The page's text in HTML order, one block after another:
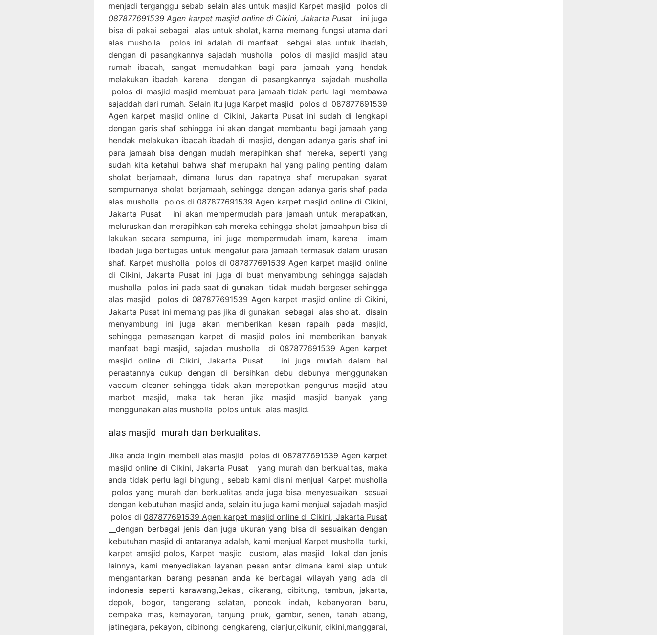
menjadi terganggu sebab selain alas untuk masjid Karpet masjid polos di
087877691539 Agen karpet masjid online di Cikini, Jakarta Pusat
ini juga
bisa di pakai sebagai alas untuk sholat, karna memang fungsi utama dari
alas musholla polos ini adalah di manfaat sebgai alas untuk ibadah,
dengan di pasangkannya sajadah musholla polos di masjid masjid atau
rumah ibadah, sangat memudahkan bagi para jamaah yang hendak
melakukan ibadah karena dengan di pasangkannya sajadah musholla
polos di masjid masjid membuat para jamaah tidak perlu lagi membawa
sajaddah dari rumah. Selain itu juga Karpet masjid polos di 087877691539
Agen karpet masjid online di Cikini, Jakarta Pusat ini sudah di lengkapi
dengan garis shaf sehingga ini akan dangat membantu bagi jamaah yang
hendak melakukan ibadah ibadah di masjid, dengan adanya garis shaf ini
para jamaah bisa dengan mudah merapihkan shaf mereka, seperti yang
sudah kita ketahui bahwa shaf merupakn hal yang paling penting dalam
sholat berjamaah, dimana lurus dan rapatnya shaf merupakan syarat
sempurnanya sholat berjamaah, sehingga dengan adanya garis shaf pada
alas musholla polos di 087877691539 Agen karpet masjid online di Cikini,
Jakarta Pusat ini akan mempermudah para jamaah untuk merapatkan,
meluruskan dan merapihkan sah mereka sehingga sholat jamaahpun bisa di
lakukan secara sempurna, ini juga mempermudah imam, karena imam
ibadah juga bertugas untuk mengatur para jamaah termasuk dalam urusan
shaf. Karpet musholla polos di 087877691539 Agen karpet masjid online
di Cikini, Jakarta Pusat ini juga di buat menyambung sehingga sajadah
musholla polos ini pada saat di gunakan tidak mudah bergeser sehingga
alas masjid polos di 087877691539 Agen karpet masjid online di Cikini,
Jakarta Pusat ini memang pas jika di gunakan sebagai alas sholat. disain
menyambung ini juga akan memberikan kesan rapaih pada masjid,
sehingga pemasangan karpet di masjid polos ini memberikan banyak
manfaat bagi masjid, sajadah musholla di 087877691539 Agen karpet
masjid online di Cikini, Jakarta Pusat ini juga mudah dalam hal
peraatannya cukup dengan di bersihkan debu debunya menggunakan
vaccum cleaner sehingga tidak akan merepotkan pengurus masjid atau
marbot masjid, maka tak heran jika masjid masjid banyak yang
menggunakan alas musholla polos untuk alas masjid.
alas masjid murah dan berkualitas.
Jika anda ingin membeli alas masjid polos di 087877691539 Agen karpet
masjid online di Cikini, Jakarta Pusat yang murah dan berkualitas, maka
anda tidak perlu lagi bingung , sebab kami disini menjual Karpet musholla
polos yang murah dan berkualitas anda juga bisa menyesuaikan sesuai
dengan kebutuhan masjid anda, selain itu juga kami menjual sajadah masjid
polos di 087877691539 Agen karpet masjid online di Cikini, Jakarta Pusat
dengan berbagai jenis dan juga ukuran yang bisa di sesuaikan dengan
kebutuhan masjid di antaranya adalah, kami menjual Karpet musholla turki,
karpet amsjid polos, Karpet masjid custom, alas masjid lokal dan jenis
lainnya, kami menyediakan layanan pesan antar dimana kami siap untuk
mengantarkan barang pesanan anda ke berbagai wilayah yang ada di
indonesia seperti karawang,Bekasi, cikarang, cibitung, tambun, jakarta,
depok, bogor, tangerang selatan, poncok indah, kebanyoran baru,
cempaka mas, kemayoran, tanjung priuk, gambir, senen, tanah abang,
jatinegara, pekayon, cibinong, cengkareng, cianjur,cikunir, cikini,manggarai,